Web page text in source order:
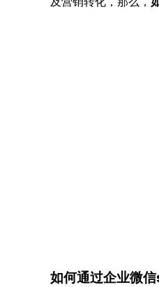
如何通过企业微